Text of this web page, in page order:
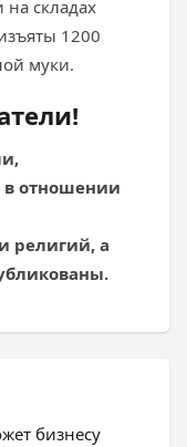
складах
1200
муки.
отношении
религий, а
бизнесу